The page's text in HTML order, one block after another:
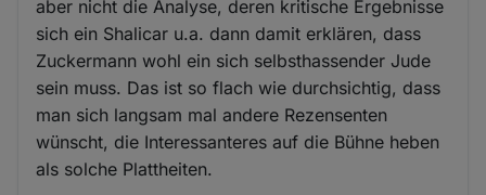
aber nicht die Analyse, deren kritische Ergebnisse
sich ein Shalicar u.a. dann damit erklären, dass
Zuckermann wohl ein sich selbsthassender Jude
sein muss. Das ist so flach wie durchsichtig, dass
man sich langsam mal andere Rezensenten
wünscht, die Interessanteres auf die Bühne heben
als solche Plattheiten.